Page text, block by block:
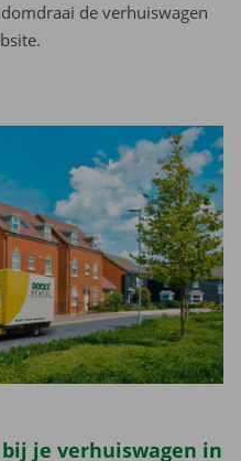
de verhuiswagen
je verhuiswagen in